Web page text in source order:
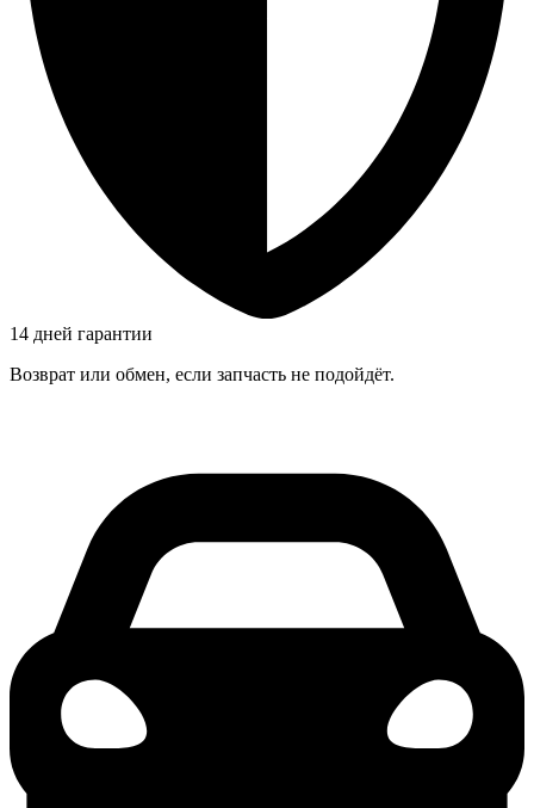
14 дней гарантии
Возврат или обмен, если запчасть не подойдёт.